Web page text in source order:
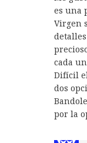
es una
Virgen
cada
Difícil
dos
por la